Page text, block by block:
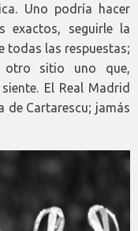
Uno podría hacer
exactos, seguirle la
todas las respuestas;
sitio uno que,
El Real Madrid
de Cartarescu; jamás